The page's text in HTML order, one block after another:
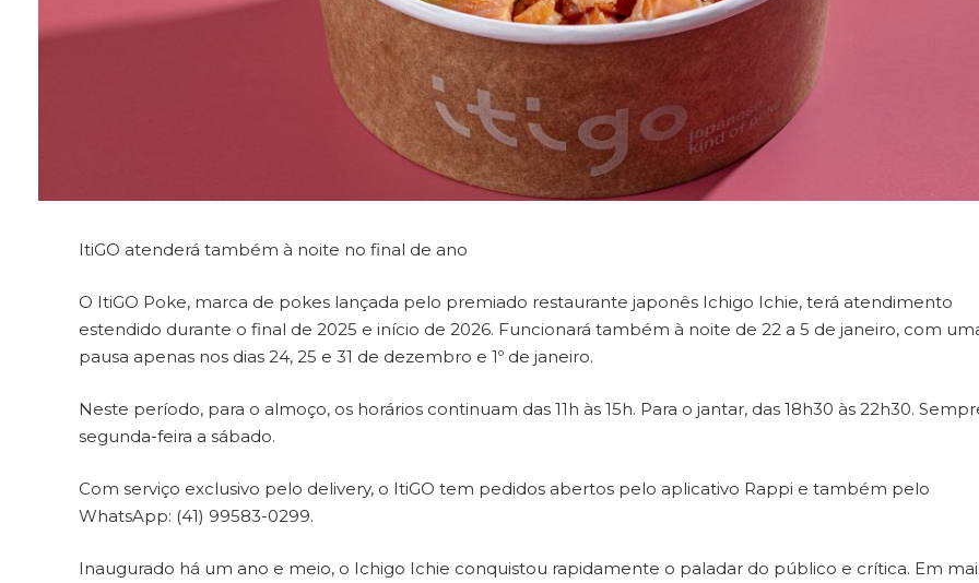
ItiGO atenderá também à noite no final de ano
O ItiGO Poke, marca de pokes lançada pelo premiado restaurante japonês Ichigo Ichie, terá atendimento
estendido durante o final de 2025 e início de 2026. Funcionará também à noite de 22 a 5 de janeiro, com
pausa apenas nos dias 24, 25 e 31 de dezembro e 1º de janeiro.
Neste período, para o almoço, os horários continuam das 11h às 15h. Para o jantar, das 18h30 às 22h30.
segunda-feira a sábado.
Com serviço exclusivo pelo delivery, o ItiGO tem pedidos abertos pelo aplicativo Rappi e também pelo
WhatsApp: (41) 99583-0299.
Inaugurado há um ano e meio, o Ichigo Ichie conquistou rapidamente o paladar do público e crítica. Em